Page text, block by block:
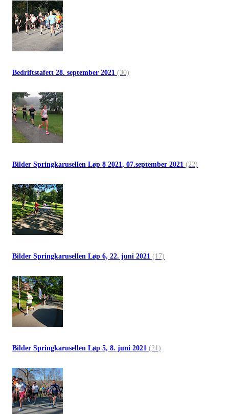
Bedriftstafett 28. september 2021 (30)
Bilder Springkarusellen Løp 8 2021, 07.september 2021 (22)
Bilder Springkarusellen Løp 6, 22. juni 2021 (17)
Bilder Springkarusellen Løp 5, 8. juni 2021 (21)